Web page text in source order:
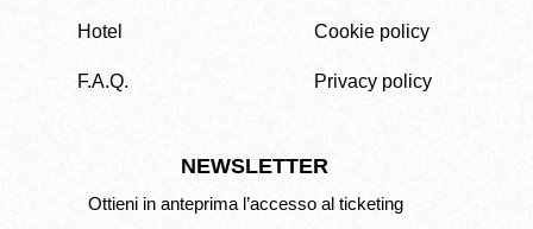
Hotel
F.A.Q.
Cookie policy
Privacy policy
NEWSLETTER
Ottieni in anteprima l’accesso al ticketing